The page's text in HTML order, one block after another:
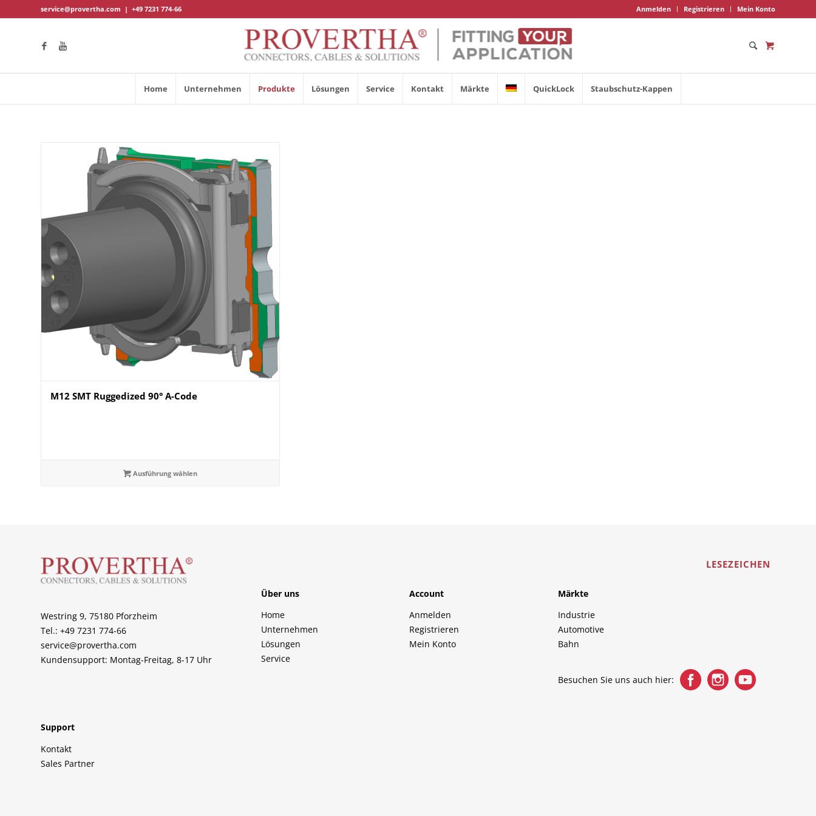
Anmelden Registrieren Mein Konto
service@provertha.com | +49 7231 774-66
Home Unternehmen Produkte Lösungen Service Kontakt Märkte QuickLock Staubschutz-Kappen
M12 SMT Ruggedized 90° A-Code
Ausführung wählen
Westring 9, 75180 Pforzheim
Tel.: +49 7231 774-66
service@provertha.com
Kundensupport: Montag-Freitag, 8-17 Uhr
Support
Kontakt
Sales Partner
Über uns
Home
Unternehmen
Lösungen
Service
Account
Anmelden
Registrieren
Mein Konto
Märkte
Industrie
Automotive
Bahn
Besuchen Sie uns auch hier:
LESEZEICHEN